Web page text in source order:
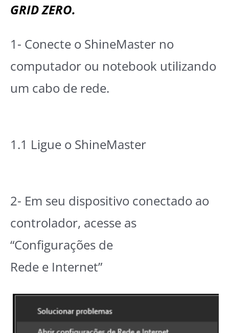
GRID ZERO.
1- Conecte o ShineMaster no
computador ou notebook utilizando
um cabo de rede.
1.1 Ligue o ShineMaster
2- Em seu dispositivo conectado ao
controlador, acesse as
“Configurações de
Rede e Internet”